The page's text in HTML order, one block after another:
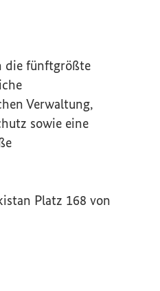
die fünftgrößte
Verwaltung,
sowie eine
zum Begriff aufrufen)
Platz 168 von